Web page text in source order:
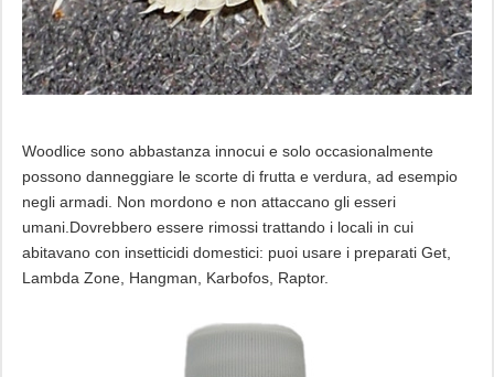
Woodlice sono abbastanza innocui e solo occasionalmente
possono danneggiare le scorte di frutta e verdura, ad esempio
negli armadi. Non mordono e non attaccano gli esseri
umani.Dovrebbero essere rimossi trattando i locali in cui
abitavano con insetticidi domestici: puoi usare i preparati Get,
Lambda Zone, Hangman, Karbofos, Raptor.